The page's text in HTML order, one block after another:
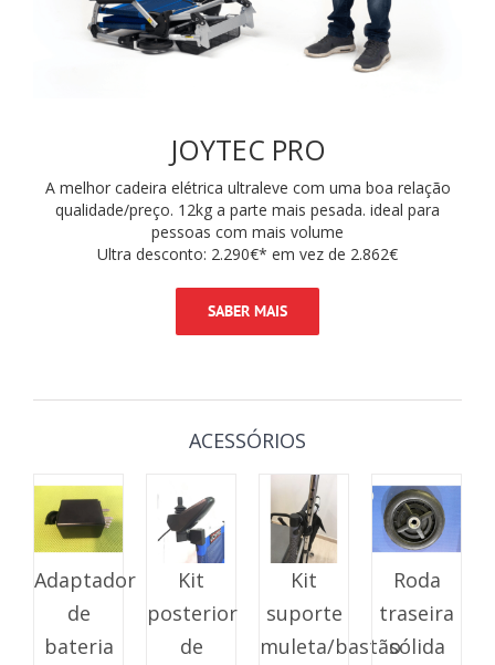
JOYTEC PRO
A melhor cadeira elétrica ultraleve com uma boa relação
qualidade/preço. 12kg a parte mais pesada. ideal para
pessoas com mais volume
Ultra desconto: 2.290€* em vez de 2.862€
SABER MAIS
ACESSÓRIOS
Adaptador
de
bateria
Kit
posterior
de
Kit
suporte
muleta/bastão
Roda
traseira
sólida